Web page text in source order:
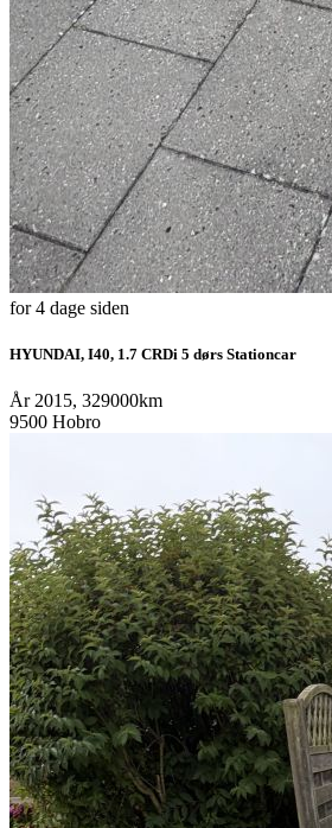
for 4 dage siden
HYUNDAI, I40, 1.7 CRDi 5 dørs Stationcar
År 2015, 329000km
9500 Hobro